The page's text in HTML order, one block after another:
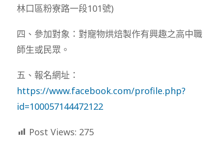
林口區粉寮路一段101號)
四、參加對象：對寵物烘焙製作有興趣之高中職
師生或民眾。
五、報名網址：
https://www.facebook.com/profile.php?
id=100057144472122
Post Views: 275